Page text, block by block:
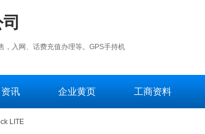
，入网、话费充值办理等。GPS手持机
讯 企业黄页 工商资料
LITE